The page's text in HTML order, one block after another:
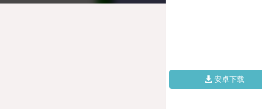
安卓下载